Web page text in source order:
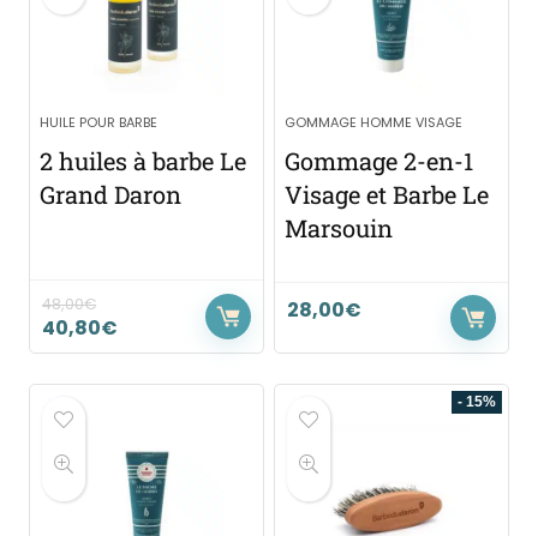
HUILE POUR BARBE
2 huiles à barbe Le
Grand Daron
48,00€
40,80€
GOMMAGE HOMME VISAGE
Gommage 2-en-1
Visage et Barbe Le
Marsouin
28,00€
- 15%